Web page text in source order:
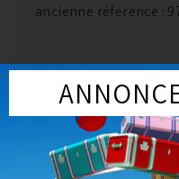
ancienne réference :
VOUS
Marque:JDM